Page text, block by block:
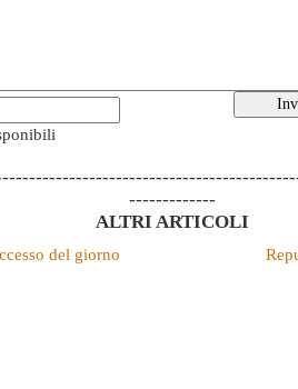
-------------
ALTRI ARTICOLI
del giorno